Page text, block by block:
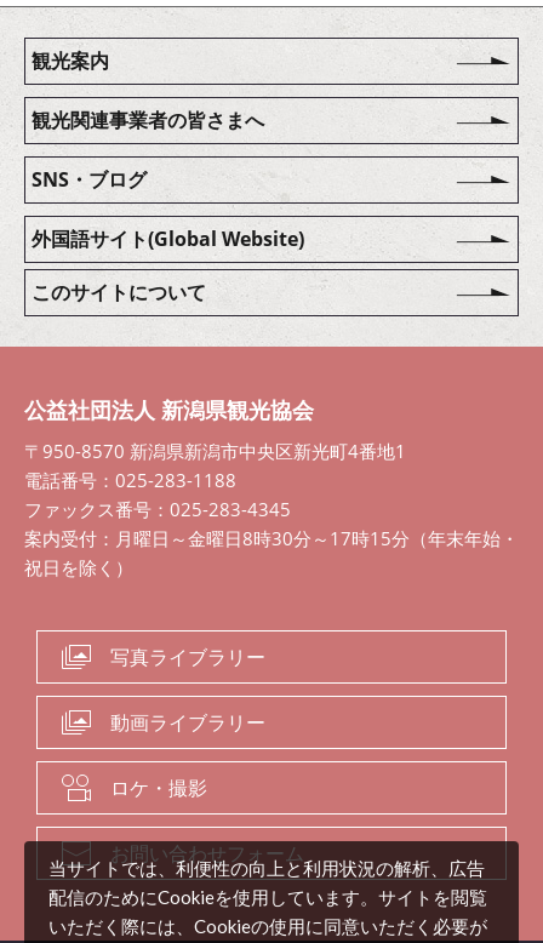
観光案内
観光関連事業者の皆さまへ
SNS・ブログ
外国語サイト(Global Website)
このサイトについて
公益社団法人 新潟県観光協会
〒950-8570 新潟県新潟市中央区新光町4番地1
電話番号：025-283-1188
ファックス番号：025-283-4345
案内受付：月曜日～金曜日8時30分～17時15分（年末年始・
祝日を除く）
写真ライブラリー
動画ライブラリー
ロケ・撮影
お問い合わせフォーム
当サイトでは、利便性の向上と利用状況の解析、広告
配信のためにCookieを使用しています。サイトを閲覧
いただく際には、Cookieの使用に同意いただく必要が